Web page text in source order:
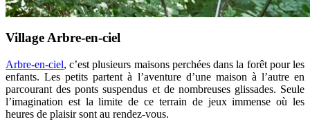
Village Arbre-en-ciel
Arbre-en-ciel, c’est plusieurs maisons perchées dans la forêt pour les
enfants. Les petits partent à l’aventure d’une maison à l’autre en
parcourant des ponts suspendus et de nombreuses glissades. Seule
l’imagination est la limite de ce terrain de jeux immense où les
heures de plaisir sont au rendez-vous.